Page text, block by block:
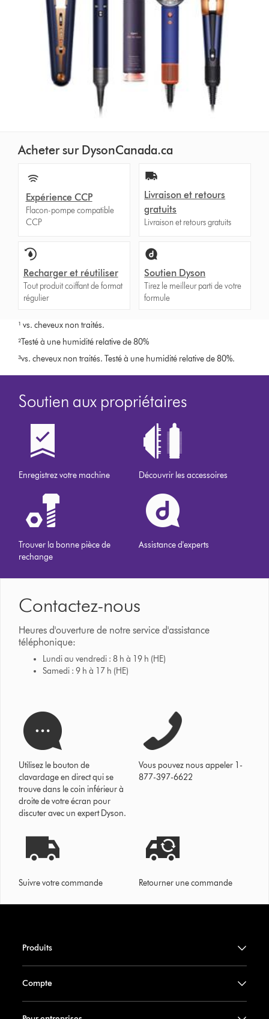
Acheter sur DysonCanada.ca
Expérience CCP
Flacon-pompe compatible
CCP
Livraison et retours
gratuits
Livraison et retours gratuits
Recharger et réutiliser
Tout produit coiffant de format
régulier
Soutien Dyson
Tirez le meilleur parti de votre
formule
¹ vs. cheveux non traités.
²Testé à une humidité relative de 80%
³vs. cheveux non traités. Testé à une humidité relative de 80%.
Soutien aux propriétaires
Enregistrez votre machine Découvrir les accessoires
Trouver la bonne pièce de
rechange
Assistance d'experts
Contactez-nous
Heures d'ouverture de notre service d'assistance
téléphonique:
Lundi au vendredi : 8 h à 19 h (HE)
Samedi : 9 h à 17 h (HE)
Utilisez le bouton de
clavardage en direct qui se
trouve dans le coin inférieur à
droite de votre écran pour
discuter avec un expert Dyson.
Vous pouvez nous appeler 1-
877-397-6622
Suivre votre commande Retourner une commande
Produits
Compte